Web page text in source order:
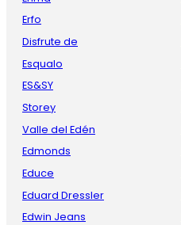
Erfo
Disfrute de
Esqualo
ES&SY
Storey
Valle del Edén
Edmonds
Educe
Eduard Dressler
Edwin Jeans